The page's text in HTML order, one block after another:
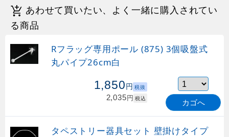
あわせて買いたい、よく一緒に購入されてい
る商品
Rフラッグ専用ポール (875) 3個吸盤式
丸パイプ26cm白
1,850円 税抜
2,035円 税込 カゴへ
タペストリー器具セット 壁掛けタイプ